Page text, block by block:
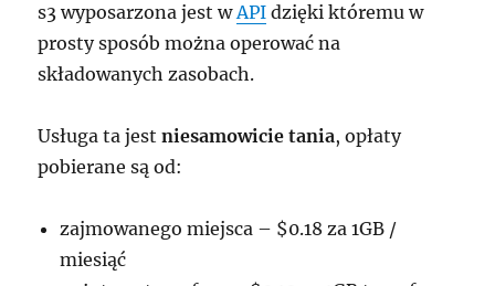
s3 wyposarzona jest wAPI dzięki któremu w
prosty sposób można operować na
składowanych zasobach.
Usługa ta jestniesamowicie tania, opłaty
pobierane są od:
zajmowanego miejsca – $0.18 za 1GB /
miesiąć